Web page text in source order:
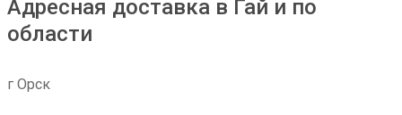
Адресная доставка в Гай и по
области
г Орск